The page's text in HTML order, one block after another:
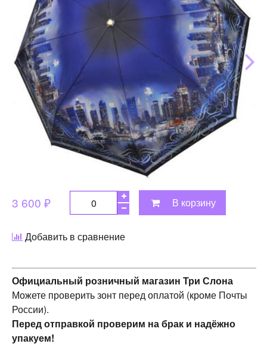
3 600 ₽ В корзину
Добавить в сравнение
Официальный розничный магазин Три Слона
Можете проверить зонт перед оплатой (кроме Почты
России).
Перед отправкой проверим на брак и надёжно
упакуем!